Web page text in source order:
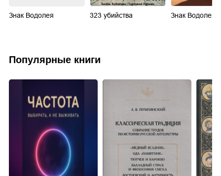
Знак Водолея 323 убийства Знак Водолея
Популярные книги